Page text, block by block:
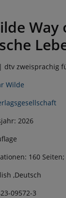
Way
zweisprachig
Wilde
2026
160 Seiten;
,Deutsch
09572-3